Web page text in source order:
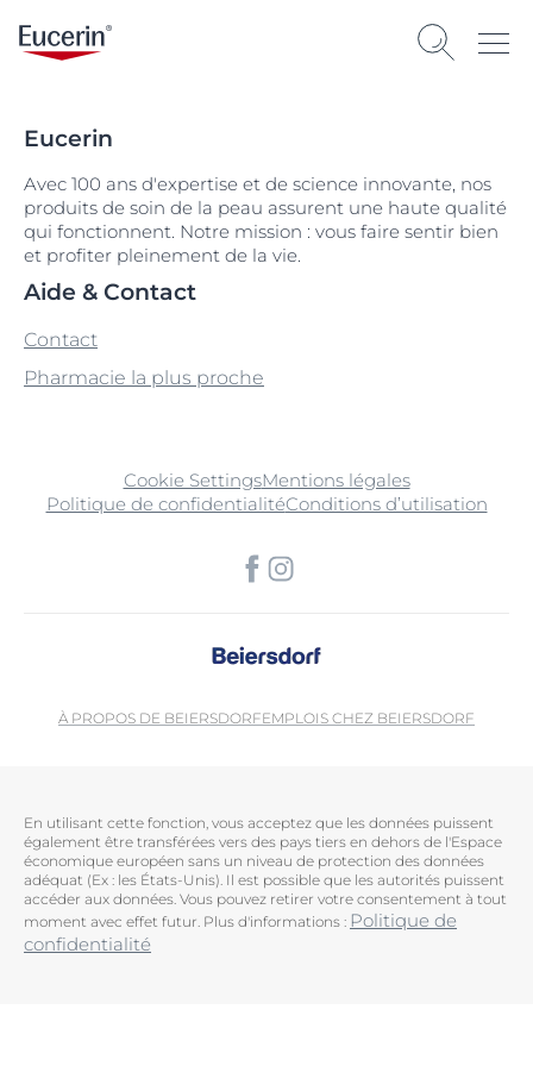
Eucerin
Avec 100 ans d'expertise et de science innovante, nos
produits de soin de la peau assurent une haute qualité
qui fonctionnent. Notre mission : vous faire sentir bien
et profiter pleinement de la vie.
Aide & Contact
Contact
Pharmacie la plus proche
Cookie SettingsMentions légales
Politique de confidentialitéConditions d’utilisation
À PROPOS DE BEIERSDORFEMPLOIS CHEZ BEIERSDORF
En utilisant cette fonction, vous acceptez que les données puissent
également être transférées vers des pays tiers en dehors de l'Espace
économique européen sans un niveau de protection des données
adéquat (Ex : les États-Unis). Il est possible que les autorités puissent
accéder aux données. Vous pouvez retirer votre consentement à tout
moment avec effet futur. Plus d'informations : Politique de
confidentialité